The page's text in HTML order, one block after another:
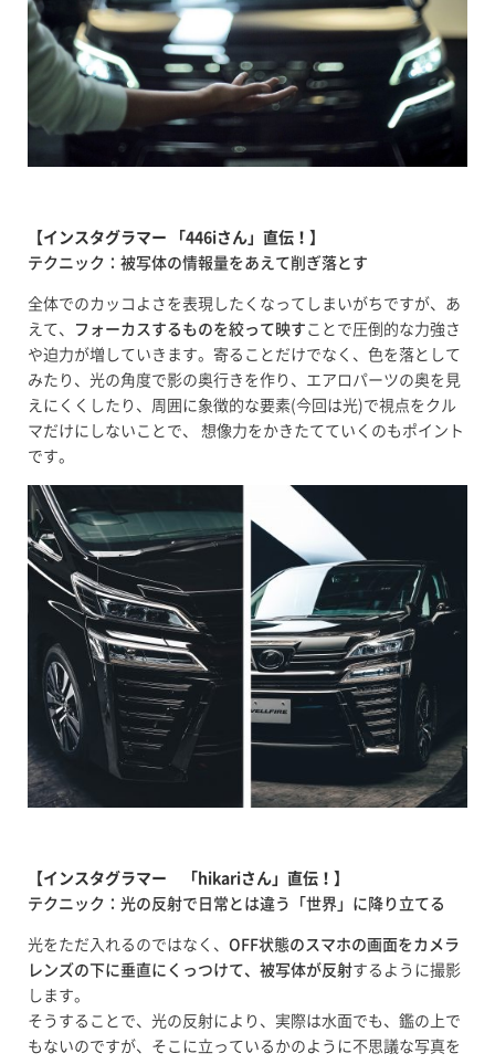
【インスタグラマー 「446iさん」直伝！】
テクニック：被写体の情報量をあえて削ぎ落とす
全体でのカッコよさを表現したくなってしまいがちですが、あ
えて、
フォーカスするものを絞って映す ことで圧倒的な力強さ
や迫力が増していきます。寄ることだけでなく、色を落として
みたり、光の角度で影の奥行きを作り、エアロパーツの奥を見
えにくくしたり、周囲に象徴的な要素(今回は光)で視点をクル
マだけにしないことで、 想像力をかきたてていくのもポイント
です。
【インスタグラマー 「hikariさん」直伝！】
テクニック：光の反射で日常とは違う「世界」に降り立てる
光をただ入れるのではなく、 OFF状態のスマホの画面をカメラ
レンズの下に垂直にくっつけて、被写体が反射するように撮影
します。
そうすることで、光の反射により、実際は水面でも、鑑の上で
もないのですが、そこに立っているかのように不思議な写真を